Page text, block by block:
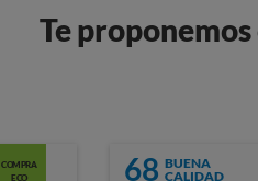
Te
COMPRA
ECO
68 BUENA
CALIDAD